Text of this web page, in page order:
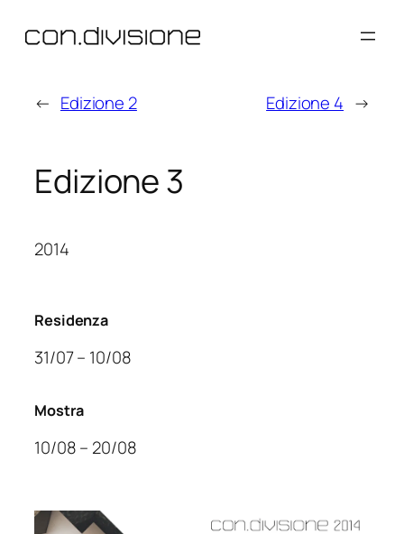
← Edizione 2 Edizione 4 →
Edizione 3
2014
Residenza
31/07 – 10/08
Mostra
10/08 – 20/08